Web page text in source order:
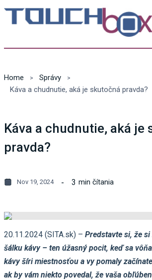
Home
Správy
Káva a chudnutie, aká je skutočná pravda?
Káva a chudnutie, aká je
pravda?
Nov 19, 2024 3 min čítania
20.11.2024 (SITA.sk) – Predstavte si, že
šálku kávy – ten úžasný pocit, keď sa
kávy šíri miestnosťou a vy pomaly
ak by vám niekto povedal, že vaša